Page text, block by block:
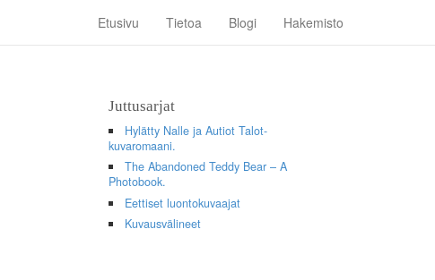
Etusivu Tietoa Blogi Hakemisto
Juttusarjat
Hylätty Nalle ja Autiot Talot-
kuvaromaani.
The Abandoned Teddy Bear – A
Photobook.
Eettiset luontokuvaajat
Kuvausvälineet